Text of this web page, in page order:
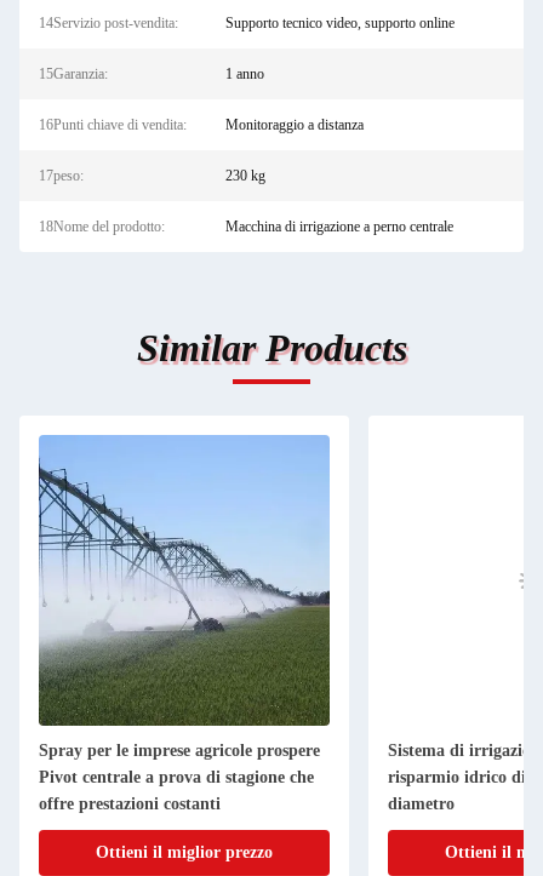
14Servizio post-vendita: Supporto tecnico video, supporto online
15Garanzia: 1 anno
16Punti chiave di vendita: Monitoraggio a distanza
17peso: 230 kg
18Nome del prodotto: Macchina di irrigazione a perno centrale
Similar Products
Spray per le imprese agricole prospere
Pivot centrale a prova di stagione che
offre prestazioni costanti
Ottieni il miglior prezzo
Sistema di
risparmio idrico di
diametro
Ottieni il